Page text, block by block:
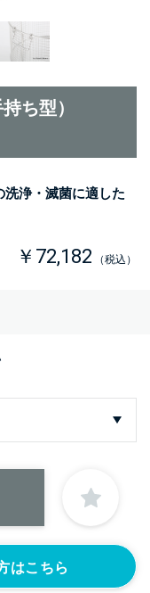
ち型）
浄・滅菌に適した
￥72,182 （税込）
はこちら